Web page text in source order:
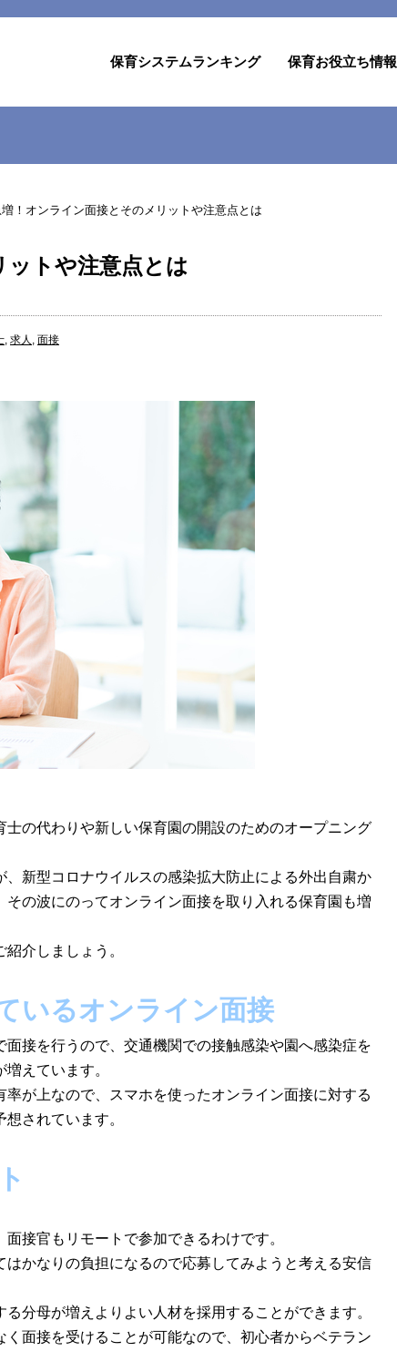
保育システムランキング 保育お役立ち情報
！オンライン面接とそのメリットや注意点とは
トや注意点とは
, 求人 , 面接
の代わりや新しい保育園の開設のためのオープニング
新型コロナウイルスの感染拡大防止による外出自粛か
の波にのってオンライン面接を取り入れる保育園も増
介しましょう。
いるオンライン面接
接を行うので、交通機関での接触感染や園へ感染症を
えています。
が上なので、スマホを使ったオンライン面接に対する
されています。
接官もリモートで参加できるわけです。
はかなりの負担になるので応募してみようと考える安信
分母が増えよりよい人材を採用することができます。
面接を受けることが可能なので、初心者からベテラン